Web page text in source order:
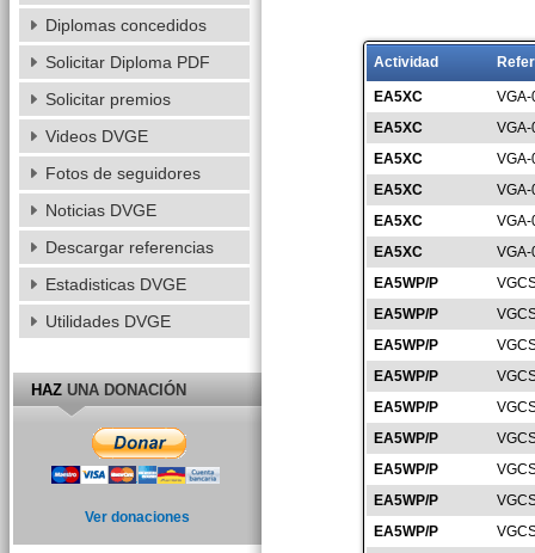
Actividad
EA5XC
EA5XC
EA5XC
EA5XC
EA5XC
EA5XC
EA5WP/P
EA5WP/P
EA5WP/P
EA5WP/P
EA5WP/P
EA5WP/P
EA5WP/P
EA5WP/P
EA5WP/P
Diplomas concedidos
Solicitar Diploma PDF
Solicitar premios
Videos DVGE
Fotos de seguidores
Noticias DVGE
Descargar referencias
Estadisticas DVGE
Utilidades DVGE
HAZUNA DONACIÓN
Ver donaciones